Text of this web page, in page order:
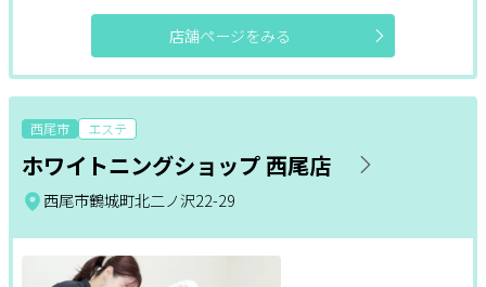
店舗ページをみる
西尾市 エステ
ホワイトニングショップ 西尾店
西尾市鶴城町北二ノ沢22-29